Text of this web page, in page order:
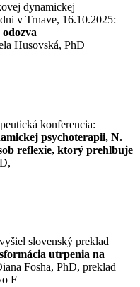
dynamickej
v Trnave, 16.10.2025:
Husovská, PhD
konferencia:
psychoterapii, N.
reflexie, ktorý prehlbuje
slovenský preklad
utrpenia na
Fosha, PhD, preklad
F